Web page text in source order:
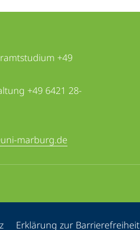
+49
+49 6421 28-
marburg.de
Erklärung zur Barrierefreiheit